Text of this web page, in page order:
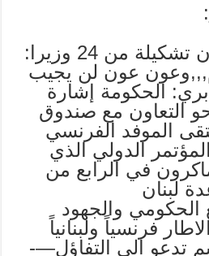
:
الحريري قدم لعون تشكيلة من 24 وزيرا:
عون لن يجيب
الحكومة إشارة
التعاون مع صندوق
الموفد الفرنسي
الدولي الذي
في الرابع من
لبنان
الحكومي والجهود
فرنسياً ولبنانياً
تدعو الى التفاؤل—-